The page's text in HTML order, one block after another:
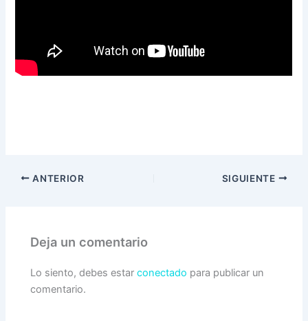
ANTERIOR SIGUIENTE
Deja un comentario
Lo siento, debes estarconectado para publicar un
comentario.